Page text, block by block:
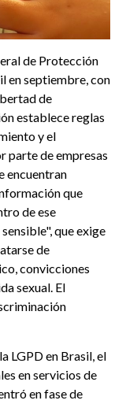
de Protección
en septiembre, con
de
establece reglas
y el
parte de empresas
encuentran
que
de ese
que exige
de
convicciones
sexual. El
LGPD en Brasil, el
en servicios de
en fase de